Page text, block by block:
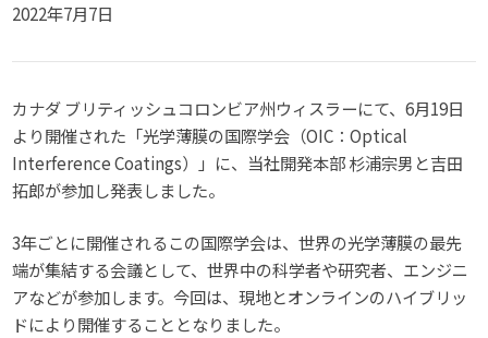
2022年7月7日
カナダ ブリティッシュコロンビア州ウィスラーにて、6月19日
より開催された「光学薄膜の国際学会（OIC：Optical
Interference Coatings）」に、当社開発本部 杉浦宗男と吉田
拓郎が参加し発表しました。
3年ごとに開催されるこの国際学会は、世界の光学薄膜の最先
端が集結する会議として、世界中の科学者や研究者、エンジニ
アなどが参加します。今回は、現地とオンラインのハイブリッ
ドにより開催することとなりました。